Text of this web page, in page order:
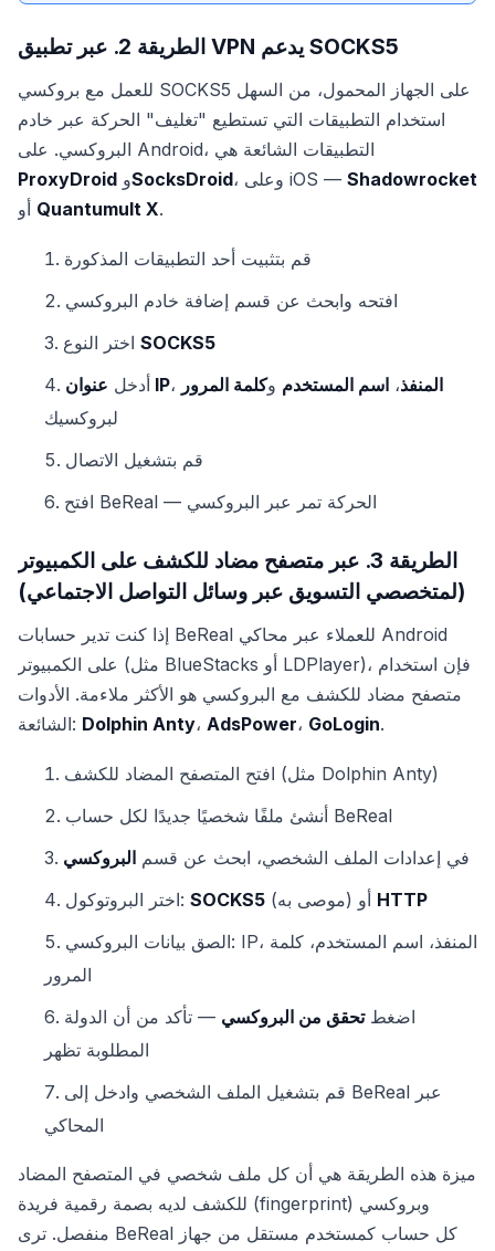
الطريقة 2. عبر تطبيق VPN يدعم SOCKS5
للعمل مع بروكسي SOCKS5 على الجهاز المحمول، من السهل
استخدام التطبيقات التي تستطيع "تغليف" الحركة عبر خادم
البروكسي. على Android، التطبيقات الشائعة هي
ProxyDroid وSocksDroid ، وعلى iOS — Shadowrocket
Quantumult X.
قم بتثبيت أحد التطبيقات المذكورة
افتحه وابحث عن قسم إضافة خادم البروكسي
SOCKS5
أدخل عنوان IP، المنفذ، اسم المستخدم وكلمة المرور
لبروكسيك
قم بتشغيل الاتصال
افتح BeReal — الحركة تمر عبر البروكسي
الطريقة 3. عبر متصفح مضاد للكشف على الكمبيوتر
(لمتخصصي التسويق عبر وسائل التواصل الاجتماعي)
إذا كنت تدير حسابات BeReal للعملاء عبر محاكي Android
على الكمبيوتر (مثل BlueStacks أو LDPlayer)، فإن استخدام
متصفح مضاد للكشف مع البروكسي هو الأكثر ملاءمة. الأدوات
الشائعة: Dolphin Anty، AdsPower، GoLogin.
افتح المتصفح المضاد للكشف (مثل Dolphin Anty)
أنشئ ملفًا شخصيًا جديدًا لكل حساب BeReal
في إعدادات الملف الشخصي، ابحث عن قسم البروكسي
اختر البروتوكول: SOCKS5
HTTP
الصق بيانات البروكسي: IP، المنفذ، اسم المستخدم، كلمة
المرور
اضغطتحقق من البروكسي — تأكد من أن الدولة
المطلوبة تظهر
قم بتشغيل الملف الشخصي وادخل إلى BeReal عبر
المحاكي
ميزة هذه الطريقة هي أن كل ملف شخصي في المتصفح المضاد
للكشف لديه بصمة رقمية فريدة (fingerprint) وبروكسي
منفصل. ترى BeReal كل حساب كمستخدم مستقل من جهاز